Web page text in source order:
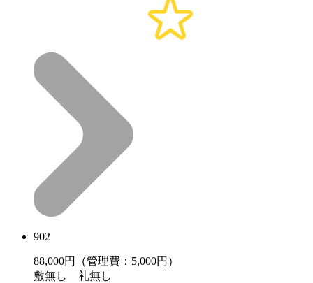
902
88,000円（管理費：5,000円）
敷無し 礼無し